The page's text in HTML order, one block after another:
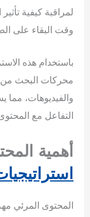
لمراقبة كيفية
وقت البقاء على
باستخدام هذه
محركات البحث من
والفيديوهات، مما
التفاعل مع
أهمية